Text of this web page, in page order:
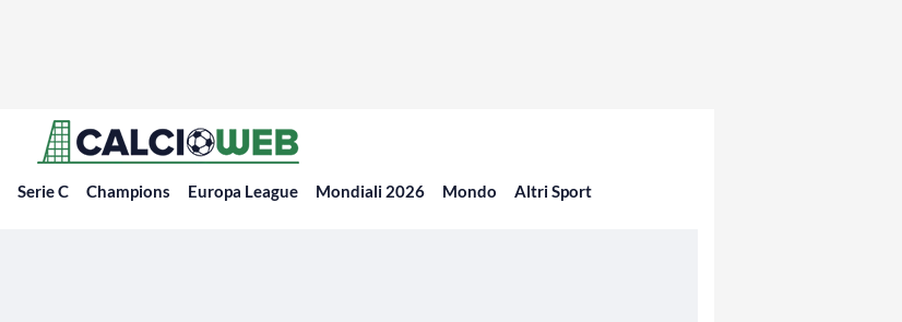
Serie C Champions Europa League Mondiali 2026 Mondo Altri Sport